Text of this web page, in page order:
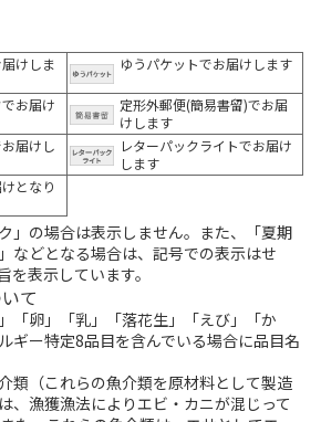
けしま
ゆうパケットでお届けします
お届け
定形外郵便(簡易書留)でお届
けします
届けし
レターパックライトでお届け
します
となり
」の場合は表示しません。また、「夏期
などとなる場合は、記号での表示はせ
表示しています。
て
「卵」「乳」「落花生」「えび」「か
ギー特定8品目を含んでいる場合に品目名
類（これらの魚介類を原材料として製造
、漁獲漁法によりエビ・カニが混じって